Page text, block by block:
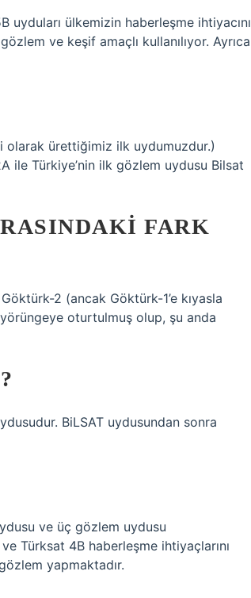
ülkemizin haberleşme ihtiyacını
ve keşif amaçlı kullanılıyor. Ayrıca
olarak ürettiğimiz ilk uydumuzdur.)
ile Türkiye’nin ilk gözlem uydusu Bilsat
FARK
2 (ancak Göktürk-1’e kıyasla
oturtulmuş olup, şu anda
BiLSAT uydusundan sonra
ve üç gözlem uydusu
Türksat 4B haberleşme ihtiyaçlarını
yapmaktadır.